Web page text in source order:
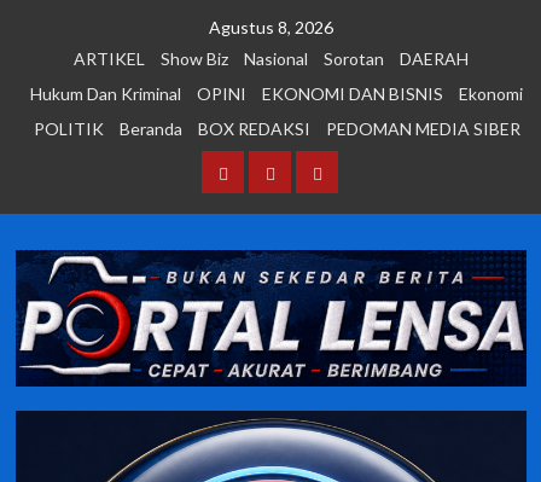
Agustus 8, 2026
ARTIKEL
Show Biz Nasional Sorotan
DAERAH
Hukum Dan Kriminal
OPINI EKONOMI DAN BISNIS
Ekonomi
POLITIK
Beranda BOX REDAKSI PEDOMAN MEDIA SIBER
BerandaBOX PEDOMAN
SIBER